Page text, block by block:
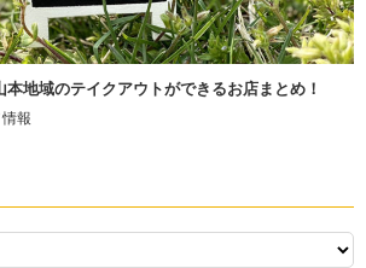
本地域のテイクアウトができるお店まとめ！
報